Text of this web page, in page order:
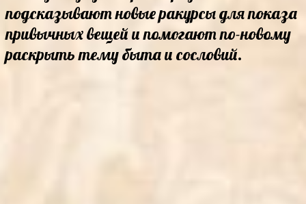
подсказывают новые ракурсы для показа
привычных вещей и помогают по-новому
раскрыть тему быта и сословий.